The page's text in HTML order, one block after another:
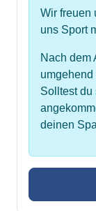
Wir freuen
uns Sport
Nach dem
Solltest du
deinen